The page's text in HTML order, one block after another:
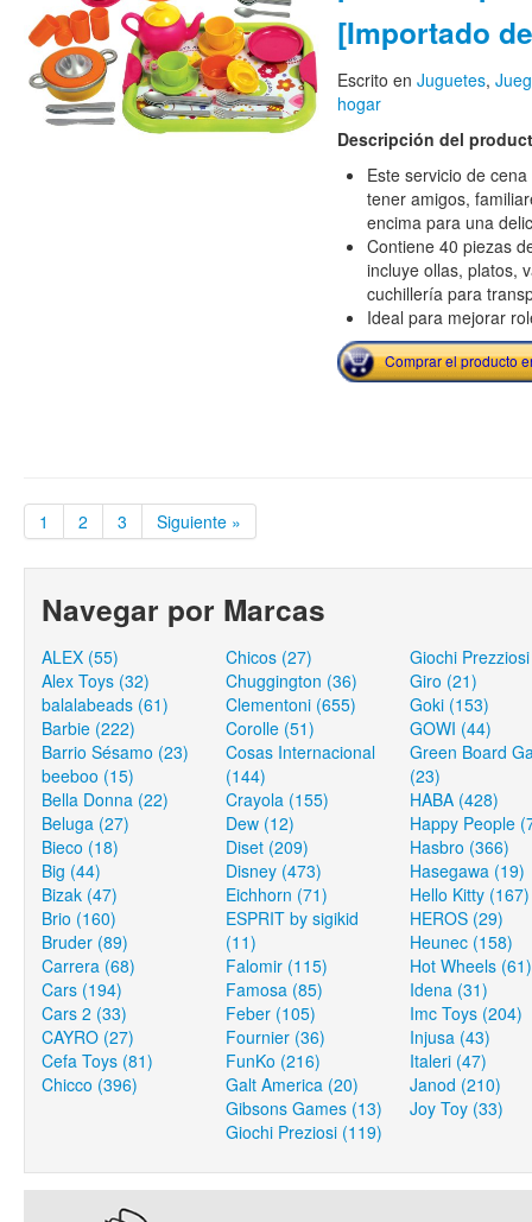
[Importado
Escrito en Juguetes,
hogar
Descripción del
Este servicio de
tener amigos,
encima para una
Contiene 40 piezas
incluye ollas, platos,
cuchillería para
Ideal para mejorar
Comprar el producto
1 2 3 Siguiente »
Navegar por Marcas
ALEX (55)
Alex Toys (32)
balalabeads (61)
Barbie (222)
Barrio Sésamo (23)
beeboo (15)
Bella Donna (22)
Beluga (27)
Bieco (18)
Big (44)
Bizak (47)
Brio (160)
Bruder (89)
Carrera (68)
Cars (194)
Cars 2 (33)
CAYRO (27)
Cefa Toys (81)
Chicco (396)
Chicos (27)
Chuggington (36)
Clementoni (655)
Corolle (51)
Cosas Internacional
(144)
Crayola (155)
Dew (12)
Diset (209)
Disney (473)
Eichhorn (71)
ESPRIT by sigikid
(11)
Falomir (115)
Famosa (85)
Feber (105)
Fournier (36)
FunKo (216)
Galt America (20)
Gibsons Games (13)
Giochi Preziosi (119)
Giochi
Giro (21)
Goki (153)
GOWI (44)
Green Board
(23)
HABA (428)
Happy People
Hasbro (366)
Hasegawa (19)
Hello Kitty (167)
HEROS (29)
Heunec (158)
Hot Wheels (61)
Idena (31)
Imc Toys (204)
Injusa (43)
Italeri (47)
Janod (210)
Joy Toy (33)